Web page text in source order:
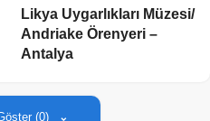
Likya Uygarlıkları Müzesi/
Andriake Örenyeri –
Antalya
(0)